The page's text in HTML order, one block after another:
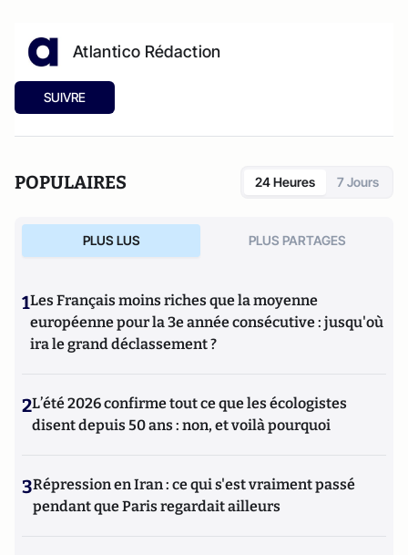
Atlantico Rédaction
SUIVRE
POPULAIRES 24 Heures 7 Jours
PLUS LUS PLUS PARTAGES
1Les Français moins riches que la moyenne
européenne pour la 3e année consécutive : jusqu'où
ira le grand déclassement ?
2L’été 2026 confirme tout ce que les écologistes
disent depuis 50 ans : non, et voilà pourquoi
3Répression en Iran : ce qui s'est vraiment passé
pendant que Paris regardait ailleurs